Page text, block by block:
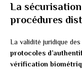
La
procédures
La validité juridique
protocoles
vérification